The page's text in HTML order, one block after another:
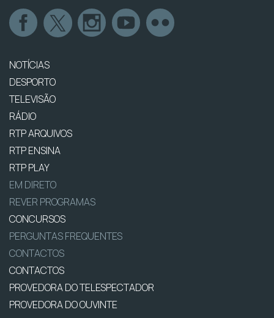
NOTÍCIAS
DESPORTO
TELEVISÃO
RÁDIO
RTP ARQUIVOS
RTP ENSINA
RTP PLAY
EM DIRETO
REVER PROGRAMAS
CONCURSOS
PERGUNTAS FREQUENTES
CONTACTOS
CONTACTOS
PROVEDORA DO TELESPECTADOR
PROVEDORA DO OUVINTE